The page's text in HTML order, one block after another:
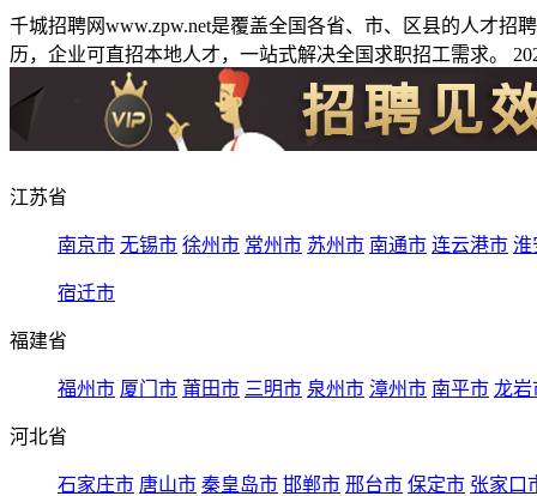
千城招聘网www.zpw.net是覆盖全国各省、市、区县的人才
历，企业可直招本地人才，一站式解决全国求职招工需求。
江苏省
南京市 无锡市 徐州市 常州市 苏州市 南通市 连云港市 淮
宿迁市
福建省
福州市 厦门市 莆田市 三明市 泉州市 漳州市 南平市 龙岩
河北省
石家庄市 唐山市 秦皇岛市 邯郸市 邢台市 保定市 张家口